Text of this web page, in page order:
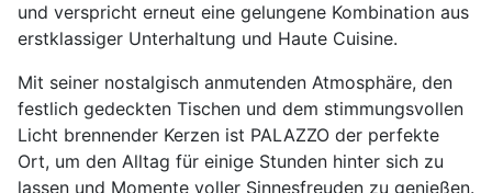
und verspricht erneut eine gelungene Kombination aus
erstklassiger Unterhaltung und Haute Cuisine.
Mit seiner nostalgisch anmutenden Atmosphäre, den
festlich gedeckten Tischen und dem stimmungsvollen
Licht brennender Kerzen ist PALAZZO der perfekte
Ort, um den Alltag für einige Stunden hinter sich zu
lassen und Momente voller Sinnesfreuden zu genießen.